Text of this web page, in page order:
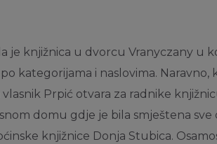
je knjižnica u dvorcu Vranyczany u
kategorijama i naslovima.
Prpić otvara za radnike
domu gdje je bila smještena sve
knjižnice Donja Stubica.